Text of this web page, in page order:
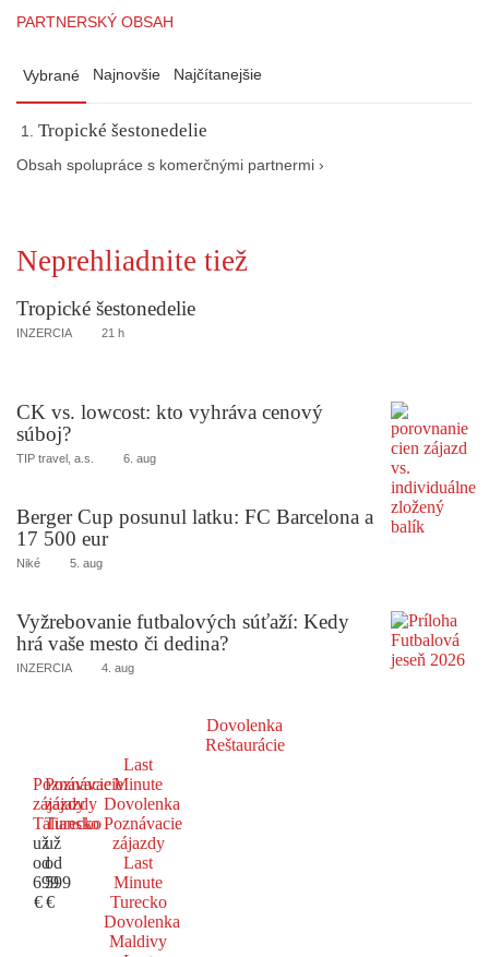
PARTNERSKÝ OBSAH
Vybrané Najnovšie Najčítanejšie
Tropické šestonedelie
Obsah spolupráce s komerčnými partnermi ›
Neprehliadnite tiež
Tropické šestonedelie
INZERCIA 21 h
CK vs. lowcost: kto vyhráva cenový
súboj?
TIP travel, a.s. 6. aug
Berger Cup posunul latku: FC Barcelona a
17 500 eur
Niké 5. aug
Vyžrebovanie futbalových súťaží: Kedy
hrá vaše mesto či dedina?
INZERCIA 4. aug
Dovolenka
Reštaurácie
Poznávacie
zájazdy
Taliansko
už
od
699
€
Poznávacie
zájazdy
Turecko
už
od
599
€
Last
Minute
Dovolenka
Poznávacie
zájazdy
Last
Minute
Turecko
Dovolenka
Maldivy